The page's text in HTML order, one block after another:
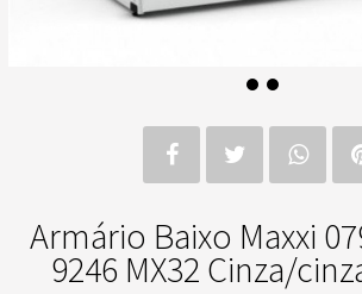
Armário Baixo Maxxi
9246 MX32 Cinza/